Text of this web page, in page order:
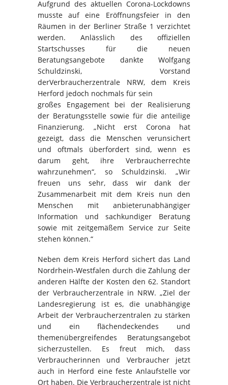
Aufgrund des aktuellen Corona-Lockdowns
musste auf eine Eröffnungsfeier in den
Räumen in der Berliner Straße 1 verzichtet
werden. Anlässlich des offiziellen
Startschusses für die neuen
Beratungsangebote dankte Wolfgang
Schuldzinski, Vorstand
derVerbraucherzentrale NRW, dem Kreis
Herford jedoch nochmals für sein
großes Engagement bei der Realisierung
der Beratungsstelle sowie für die anteilige
Finanzierung. „Nicht erst Corona hat
gezeigt, dass die Menschen verunsichert
und oftmals überfordert sind, wenn es
darum geht, ihre Verbraucherrechte
wahrzunehmen“, so Schuldzinski. „Wir
freuen uns sehr, dass wir dank der
Zusammenarbeit mit dem Kreis nun den
Menschen mit anbieterunabhängiger
Information und sachkundiger Beratung
sowie mit zeitgemäßem Service zur Seite
stehen können.“
Neben dem Kreis Herford sichert das Land
Nordrhein-Westfalen durch die Zahlung der
anderen Hälfte der Kosten den 62. Standort
der Verbraucherzentrale in NRW. „Ziel der
Landesregierung ist es, die unabhängige
Arbeit der Verbraucherzentralen zu stärken
und ein flächendeckendes und
themenübergreifendes Beratungsangebot
sicherzustellen. Es freut mich, dass
Verbraucherinnen und Verbraucher jetzt
auch in Herford eine feste Anlaufstelle vor
Ort haben. Die Verbraucherzentrale ist nicht